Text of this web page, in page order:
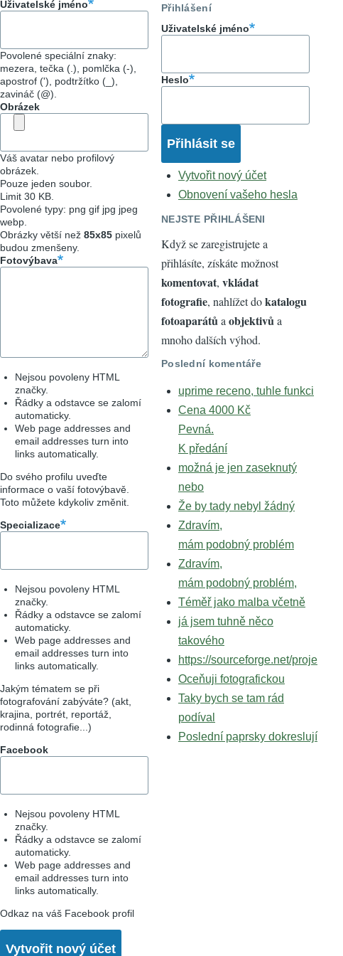
Uživatelské jméno
Povolené speciální znaky:
mezera, tečka (.), pomlčka (-),
apostrof ('), podtržítko (_),
zavináč (@).
Obrázek
Váš avatar nebo profilový
obrázek.
Pouze jeden soubor.
Limit 30 KB.
Povolené typy: png gif jpg jpeg
webp.
Obrázky větší než 85x85 pixelů
budou zmenšeny.
Fotovýbava
Nejsou povoleny HTML
značky.
Řádky a odstavce se zalomí
automaticky.
Web page addresses and
email addresses turn into
links automatically.
Do svého profilu uveďte
informace o vaší fotovýbavě.
Toto můžete kdykoliv změnit.
Specializace
Nejsou povoleny HTML
značky.
Řádky a odstavce se zalomí
automaticky.
Web page addresses and
email addresses turn into
links automatically.
Jakým tématem se při
fotografování zabýváte? (akt,
krajina, portrét, reportáž,
rodinná fotografie...)
Facebook
Nejsou povoleny HTML
značky.
Řádky a odstavce se zalomí
automaticky.
Web page addresses and
email addresses turn into
links automatically.
Odkaz na váš Facebook profil
Přihlášení
Uživatelské jméno
Heslo
Vytvořit nový účet
Obnovení vašeho hesla
NEJSTE PŘIHLÁŠENI
Když se zaregistrujete a
přihlásíte, získáte možnost
komentovat, vkládat
fotografie, nahlížet dokatalogu
fotoaparátůa objektivůa
mnoho dalších výhod.
Poslední komentáře
uprime receno, tuhle funkci
Cena 4000 Kč
Pevná.
K předání
možná je jen zaseknutý
nebo
Že by tady nebyl žádný
Zdravím,
mám podobný problém
Zdravím,
mám podobný problém,
Téměř jako malba včetně
já jsem tuhně něco
takového
https://sourceforge.net/proje
Oceňuji fotografickou
Taky bych se tam rád
podíval
Poslední paprsky dokreslují